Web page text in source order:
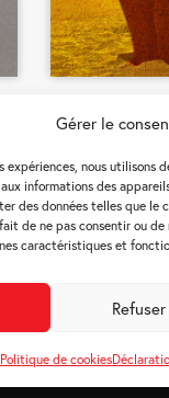
Gérer le
expériences, nous utilisons
informations des
des données telles que le
de ne pas consentir ou
caractéristiques et
Refuser
Politique de cookies